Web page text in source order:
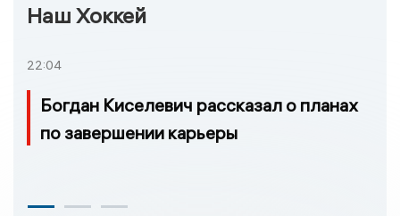
Наш Хоккей
22:04
Богдан Киселевич рассказал о планах
по завершении карьеры